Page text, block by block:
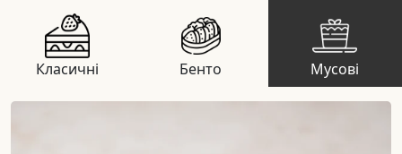
Класичні Бенто Мусові